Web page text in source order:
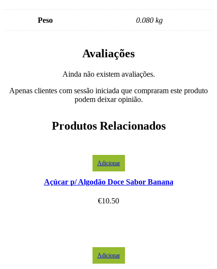
Peso 0.080 kg
Avaliações
Ainda não existem avaliações.
Apenas clientes com sessão iniciada que compraram este produto
podem deixar opinião.
Produtos Relacionados
Adicionar
Açúcar p/ Algodão Doce Sabor Banana
€10.50
Adicionar